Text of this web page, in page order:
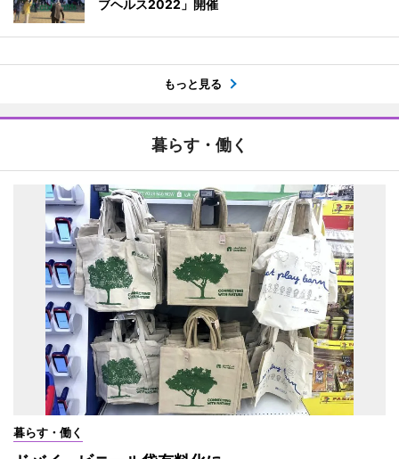
ブヘルス2022」開催
もっと見る
暮らす・働く
暮らす・働く